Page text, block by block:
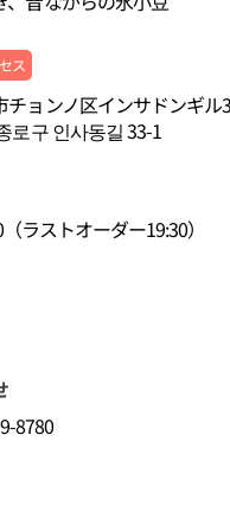
ス
チョンノ区インサドンギル
로구 인사동길 33-1
ラストオーダー19:30）
8780